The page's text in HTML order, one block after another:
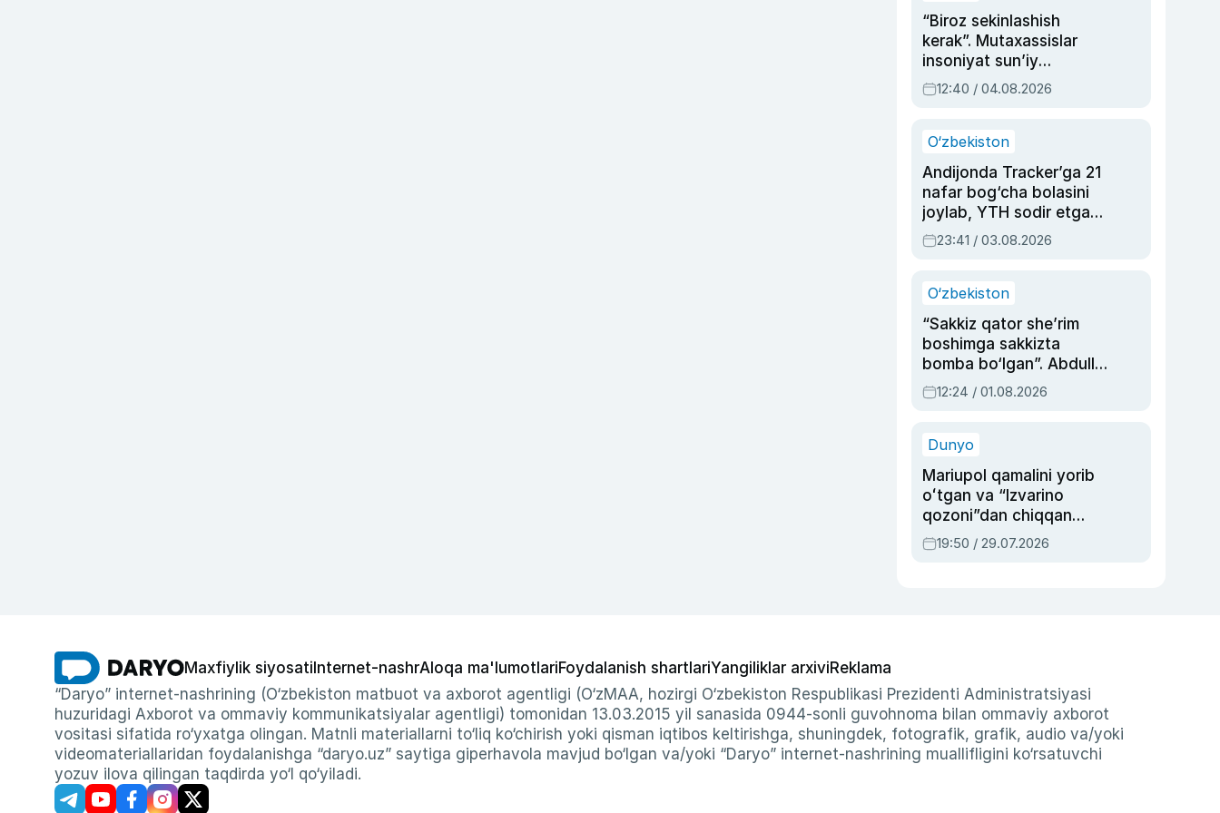
“Biroz sekinlashish
kerak”. Mutaxassislar
insoniyat sun’iy
intellektni boshqara
olmay qolishidan xavotir
12:40 / 04.08.2026
O‘zbekiston
Andijonda Tracker’ga 21
nafar bog‘cha bolasini
joylab, YTH sodir etgan
ayolga sud hukmi o‘qildi
23:41 / 03.08.2026
O‘zbekiston
“Sakkiz qator she’rim
boshimga sakkizta
bomba bo‘lgan”. Abdulla
Oripovni siyosiy
ayblovlardan asrab
12:24 / 01.08.2026
Dunyo
Mariupol qamalini yorib
oʻtgan va “Izvarino
qozoni”dan chiqqan
qahramon — Ukraina
armiyasi bosh
19:50 / 29.07.2026
Maxfiylik siyosati Internet-nashrAloqa ma'lumotlariFoydalanish shartlariYangiliklar arxiviReklama
“Daryo” internet-nashrining (O‘zbekiston matbuot va axborot agentligi (O‘zMAA, hozirgi O‘zbekiston Respublikasi Prezidenti Administratsiyasi
huzuridagi Axborot va ommaviy kommunikatsiyalar agentligi) tomonidan 13.03.2015 yil sanasida 0944-sonli guvohnoma bilan ommaviy axborot
vositasi sifatida ro‘yxatga olingan. Matnli materiallarni to‘liq ko‘chirish yoki qisman iqtibos keltirishga, shuningdek, fotografik, grafik, audio va/yoki
videomateriallaridan foydalanishga “daryo.uz” saytiga giperhavola mavjud bo‘lgan va/yoki “Daryo” internet-nashrining muallifligini ko‘rsatuvchi
yozuv ilova qilingan taqdirda yo‘l qo‘yiladi.